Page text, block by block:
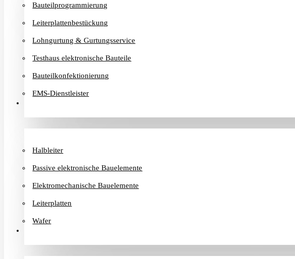
Bauteilprogrammierung
Leiterplattenbestückung
Lohngurtung & Gurtungsservice
Testhaus elektronische Bauteile
Bauteilkonfektionierung
EMS-Dienstleister
Halbleiter
Passive elektronische Bauelemente
Elektromechanische Bauelemente
Leiterplatten
Wafer